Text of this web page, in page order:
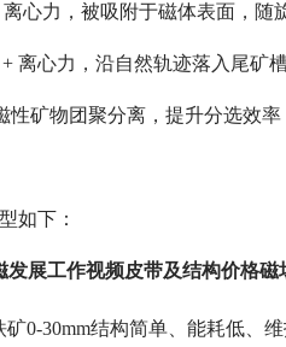
心力，被吸附于磁体表面，
离心力，沿自然轨迹落入尾矿
性矿物团聚分离，提升分选效率
如下：
展工作视频皮带及结构价格
0-30mm结构简单、能耗低、